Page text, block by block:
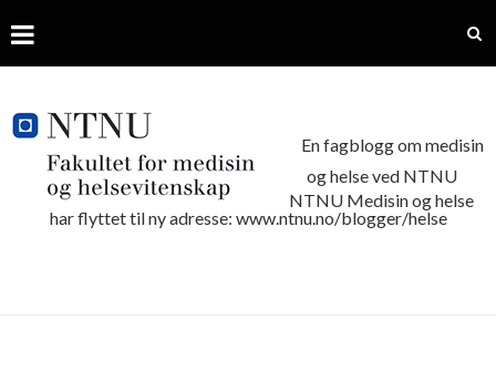
En fagblogg om medisin
og helse ved NTNU
NTNU Medisin og helse
har flyttet til ny adresse: www.ntnu.no/blogger/helse